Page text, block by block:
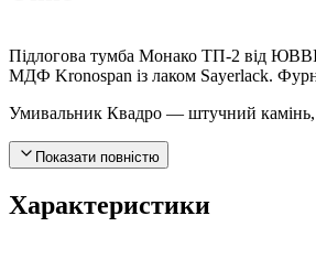
Підлогова тумба Монако ТП-2 від
МДФ Kronospan із лаком Sayerlack.
Умивальник Квадро — штучний камінь,
Показати повністю
Характеристики